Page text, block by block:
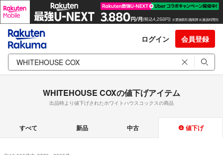
ログイン 会員登録
WHITEHOUSE COXの値下げアイテム
出品時より値下げされたホワイトハウスコックスの商品
すべて 新品 中古 値下げ